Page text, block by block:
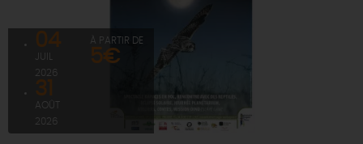
04
2026
31
AOÛT
2026
À PARTIR DE
5€